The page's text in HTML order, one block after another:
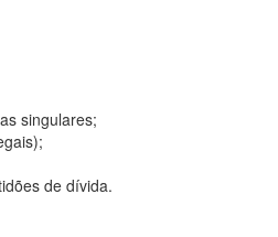
singulares;
de dívida.